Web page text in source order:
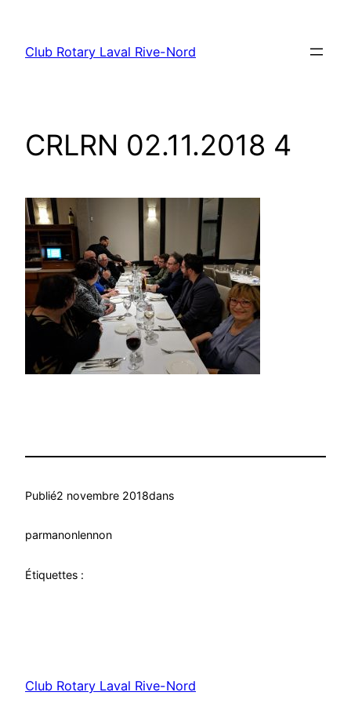
contenu
Club Rotary Laval Rive-Nord
CRLRN 02.11.2018 4
Publié2 novembre 2018dans
parmanonlennon
Étiquettes :
Club Rotary Laval Rive-Nord